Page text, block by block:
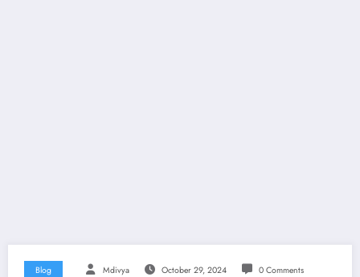
Blog Mdivya October 29, 2024 0 Comments